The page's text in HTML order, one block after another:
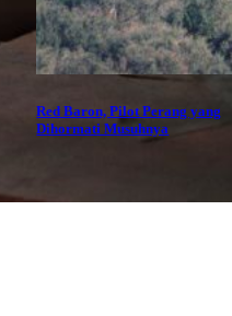
Red Baron, Pilot Perang yang
Dihormati Musuhnya